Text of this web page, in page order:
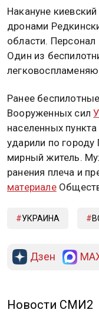
Накануне
дронами
области.
Один из
Ранее
Вооруженных сил
населенных
ударили по городу
мирный житель.
ранения плеча и
материале
УКРАИНА
Дзен
Новости СМИ2